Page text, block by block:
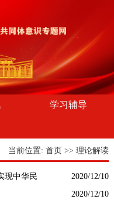
学习辅导
当前位置:首页 >>理论解读
现中华民
2020/12/10
2020/12/10